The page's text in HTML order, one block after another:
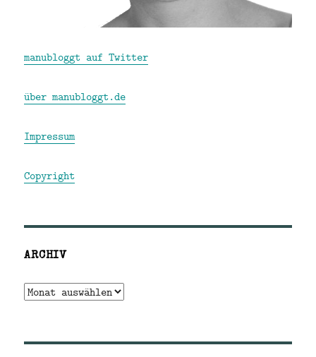
manubloggt auf Twitter
über manubloggt.de
Impressum
Copyright
ARCHIV
Archiv